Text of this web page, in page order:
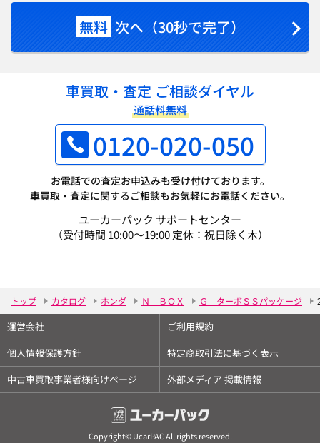
無料 次へ（30秒で完了）
車買取・査定 ご相談ダイヤル
通話料無料
0120-020-050
お電話での査定お申込みも受け付けております。
車買取・査定に関するご相談もお気軽にお電話ください。
ユーカーパック サポートセンター
（受付時間 10:00～19:00 定休：祝日除く木）
トップ カタログ ホンダ Ｎ ＢＯＸ Ｇ ターボＳＳパッケージ
運営会社
ご利用規約
個人情報保護方針
特定商取引法に基づく表示
中古車買取事業者様向けページ
外部メディア 掲載情報
Copyright© UcarPAC All rights reserved.